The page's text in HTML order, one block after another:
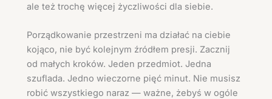
ale też trochę więcej życzliwości dla siebie.
Porządkowanie przestrzeni ma działać na ciebie
kojąco, nie być kolejnym źródłem presji. Zacznij
od małych kroków. Jeden przedmiot. Jedna
szuflada. Jedno wieczorne pięć minut. Nie musisz
robić wszystkiego naraz — ważne, żebyś w ogóle